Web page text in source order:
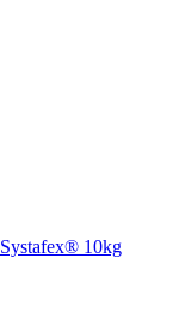
Systafex® 10kg